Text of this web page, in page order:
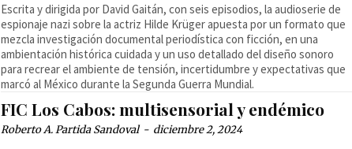
Escrita y dirigida por David Gaitán, con seis episodios, la audioserie de
espionaje nazi sobre la actriz Hilde Krüger apuesta por un formato que
mezcla investigación documental periodística con ficción, en una
ambientación histórica cuidada y un uso detallado del diseño sonoro
para recrear el ambiente de tensión, incertidumbre y expectativas que
marcó al México durante la Segunda Guerra Mundial.
FIC Los Cabos: multisensorial y endémico
Roberto A. Partida Sandoval - diciembre 2, 2024